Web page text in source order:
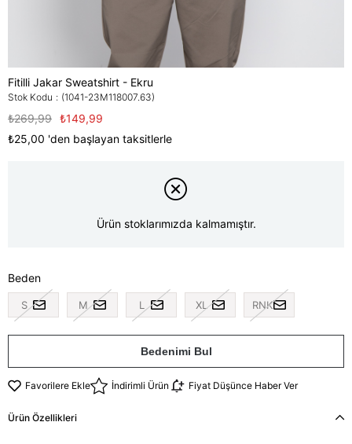
Fitilli Jakar Sweatshirt - Ekru
Stok Kodu (1041-23M118007.63)
₺269,99 ₺149,99
₺25,00 'den başlayan taksitlerle
Ürün stoklarımızda kalmamıştır.
Beden
S M L XL RNK
Bedenimi Bul
Favorilere Ekle İndirimli Ürün Fiyat Düşünce Haber Ver
Ürün Özellikleri